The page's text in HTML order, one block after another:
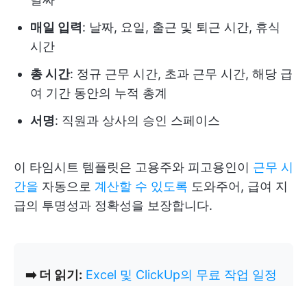
매일 입력 : 날짜, 요일, 출근 및 퇴근 시간, 휴식
시간
총 시간: 정규 근무 시간, 초과 근무 시간, 해당 급
여 기간 동안의 누적 총계
서명: 직원과 상사의 승인 스페이스
이 타임시트 템플릿은 고용주와 피고용인이 근무 시
간을 자동으로 계산할 수 있도록 도와주어, 급여 지
급의 투명성과 정확성을 보장합니다.
➡️ 더 읽기: Excel 및 ClickUp의 무료 작업 일정